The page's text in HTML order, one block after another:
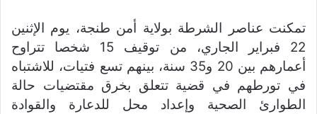
تمكنت عناصر الشرطة بولاية أمن طنجة، يوم الإثنين
22 فبراير الجاري، من توقيف 15 شخصا تتراوح
أعمارهم بين 20 و35 سنة، بينهم تسع فتيات، للاشتباه
في تورطهم في قضية تتعلق بخرق مقتضيات حالة
الطوارئ الصحية وإعداد محل للدعارة والقوادة